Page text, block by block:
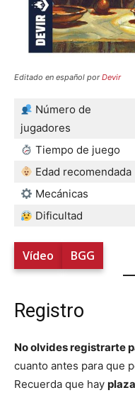
Editado en español porDevir
Número de
jugadores
Tiempo de juego
Edad recomendada
Mecánicas
Dificultad
Vídeo BGG
Registro
No olvides registrarte
cuanto antes para que
Recuerda que hay